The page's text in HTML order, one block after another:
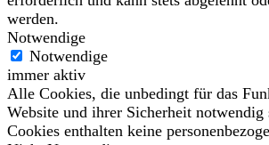
werden.
Notwendige
Notwendige
immer aktiv
Alle Cookies, die unbedingt für das
Website und ihrer Sicherheit notwendig
Cookies enthalten keine